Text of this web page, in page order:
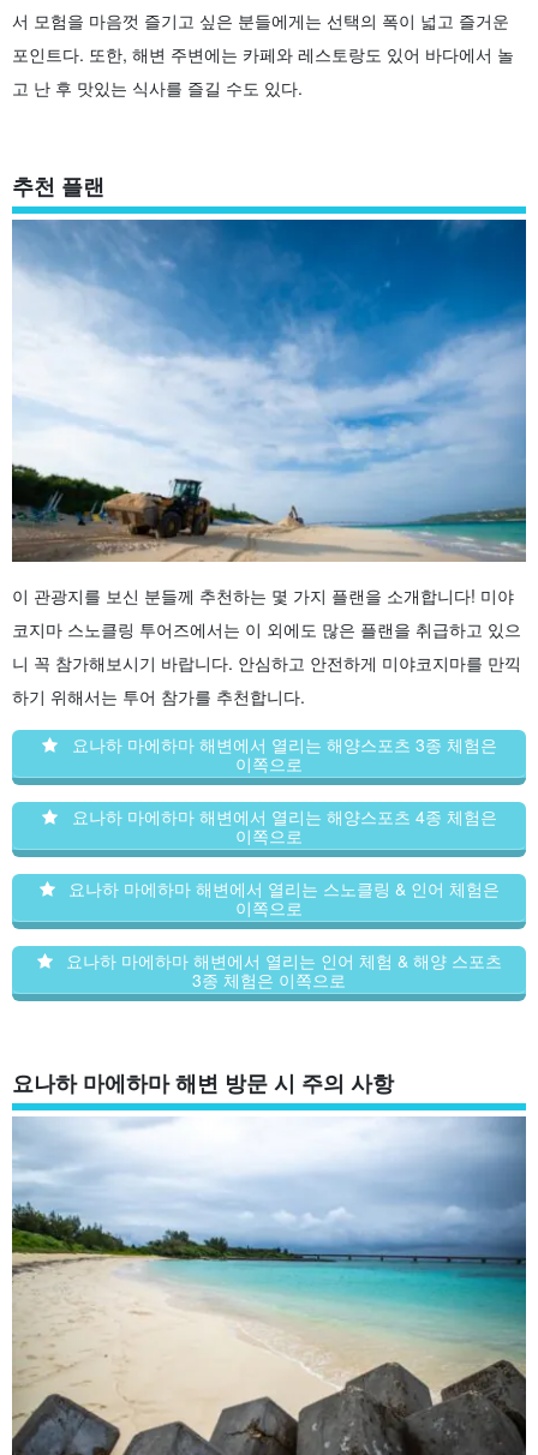
서 모험을 마음껏 즐기고 싶은 분들에게는 선택의 폭이 넓고 즐거운
포인트다. 또한, 해변 주변에는 카페와 레스토랑도 있어 바다에서 놀
고 난 후 맛있는 식사를 즐길 수도 있다.
추천 플랜
이 관광지를 보신 분들께 추천하는 몇 가지 플랜을 소개합니다! 미야
코지마 스노클링 투어즈에서는 이 외에도 많은 플랜을 취급하고 있으
니 꼭 참가해보시기 바랍니다. 안심하고 안전하게 미야코지마를 만끽
하기 위해서는 투어 참가를 추천합니다.
요나하 마에하마 해변에서 열리는 해양스포츠 3종 체험은
이쪽으로
요나하 마에하마 해변에서 열리는 해양스포츠 4종 체험은
이쪽으로
요나하 마에하마 해변에서 열리는 스노클링 & 인어 체험은
이쪽으로
요나하 마에하마 해변에서 열리는 인어 체험 & 해양 스포츠
3종 체험은 이쪽으로
요나하 마에하마 해변 방문 시 주의 사항